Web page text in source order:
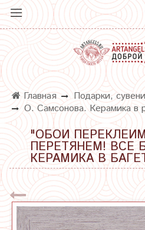
Главная Подарки,
О. Самсонова. Керамика в
"ОБОИ
ПЕРЕТЯНЕМ! ВСЕ
КЕРАМИКА В